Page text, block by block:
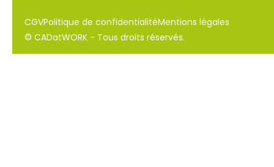
© CADatWORK - Tous droits réservés.
CGVPolitique de confidentialitéMentions légales